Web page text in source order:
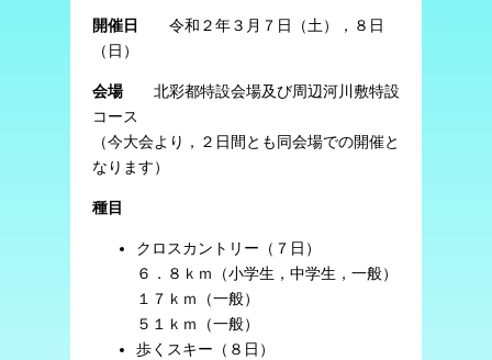
開催日
令和２年３月７日（土），８日
（日）
会場北彩都特設会場及び周辺河川敷特設
コース
（今大会より，２日間とも同会場での開催と
なります）
種目
クロスカントリー（７日）
６．８ｋｍ（小学生，中学生，一般）
１７ｋｍ（一般）
５１ｋｍ（一般）
歩くスキー（８日）